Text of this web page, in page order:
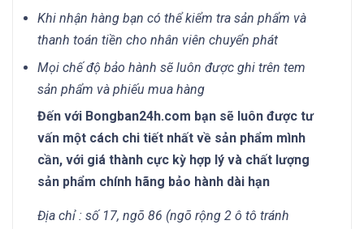
Khi nhận hàng bạn có thể kiểm tra sản phẩm và
thanh toán tiền cho nhân viên chuyển phát
Mọi chế độ bảo hành sẽ luôn được ghi trên tem
sản phẩm và phiếu mua hàng
Đến với Bongban24h.com bạn sẽ luôn được tư
vấn một cách chi tiết nhất về sản phẩm mình
cần, với giá thành cực kỳ hợp lý và chất lượng
sản phẩm chính hãng bảo hành dài hạn
Địa chỉ : số 17, ngõ 86 (ngõ rộng 2 ô tô tránh